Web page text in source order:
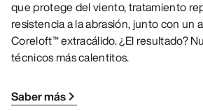
que protege del viento, tratamiento
resistencia a la abrasión, junto con un
Coreloft™ extracálido. ¿El resultado?
técnicos más calentitos.
Saber más